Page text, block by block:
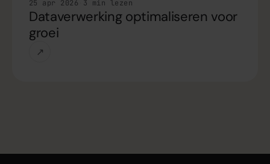
25 apr 2026 3 min lezen
Dataverwerking optimaliseren voor
groei
↗